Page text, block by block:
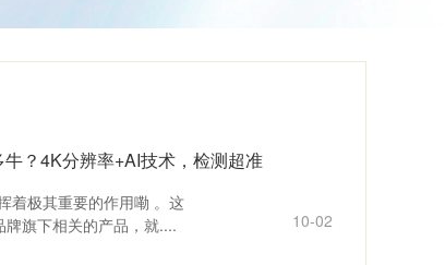
？4K分辨率+AI技术，检测超准
着极其重要的作用嘞 。这
旗下相关的产品，就....
10-02